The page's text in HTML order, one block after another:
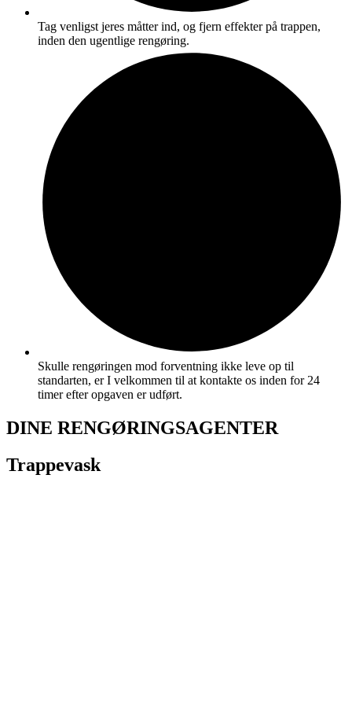
Tag venligst jeres måtter ind, og fjern effekter på trappen,
inden den ugentlige rengøring.
Skulle rengøringen mod forventning ikke leve op til
standarten, er I velkommen til at kontakte os inden for 24
timer efter opgaven er udført.
DINE RENGØRINGSAGENTER
Trappevask